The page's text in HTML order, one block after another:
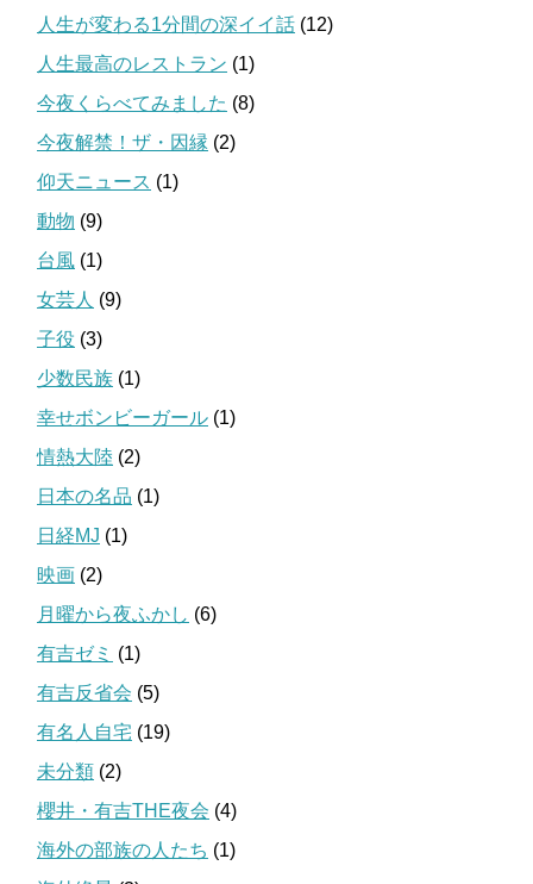
人生が変わる1分間の深イイ話 (12)
人生最高のレストラン (1)
今夜くらべてみました (8)
今夜解禁！ザ・因縁 (2)
仰天ニュース (1)
動物 (9)
台風 (1)
女芸人 (9)
子役 (3)
少数民族 (1)
幸せボンビーガール (1)
情熱大陸 (2)
日本の名品 (1)
日経MJ (1)
映画 (2)
月曜から夜ふかし (6)
有吉ゼミ (1)
有吉反省会 (5)
有名人自宅 (19)
未分類 (2)
櫻井・有吉THE夜会 (4)
海外の部族の人たち (1)